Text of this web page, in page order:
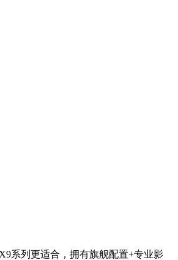
：连续8小时使用后，鼻梁无压痕、
时将功耗压至极低，实现单次充电8小
语畅聊”四大功能，操作逻辑直指用户
系列更适合，拥有旗舰配置+专业影